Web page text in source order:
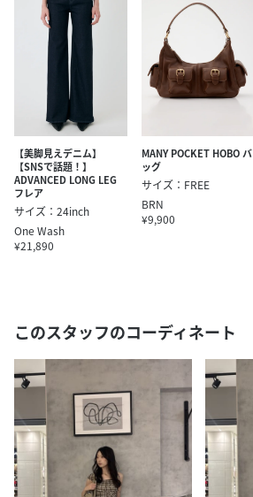
【美脚見えデニム】
【SNSで話題！】
ADVANCED LONG LEG
フレア
サイズ：24inch
One Wash
¥21,890
MANY POCKET HOBO バ
ッグ
サイズ：FREE
BRN
¥9,900
このスタッフのコーディネート